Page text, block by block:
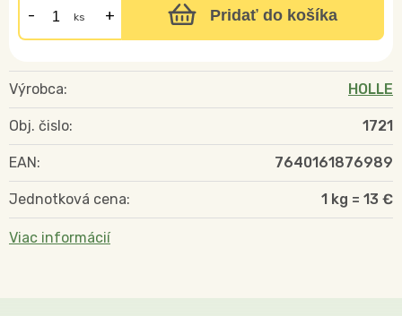
ks Pridať do košíka
Výrobca: HOLLE
Obj. čislo: 1721
EAN: 7640161876989
Jednotková cena: 1 kg = 13 €
Viac informácií